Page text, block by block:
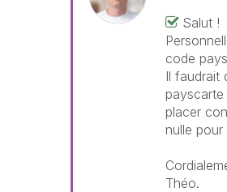
Salut !
code
Il faudrait
placer
nulle
Théo.